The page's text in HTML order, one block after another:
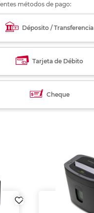
métodos de pago:
Déposito / Transferencia
Tarjeta de Débito
Cheque